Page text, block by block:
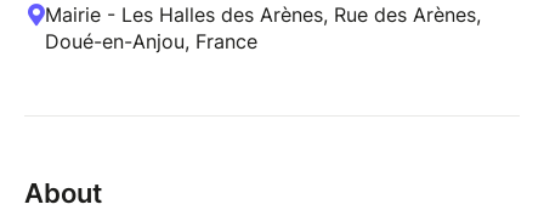
Mairie - Les Halles des Arènes, Rue des Arènes,
Doué-en-Anjou, France
About